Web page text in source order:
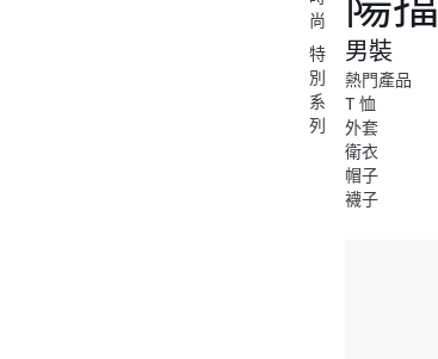
尚
特
別
系
列
男裝
熱門產品
T 恤
外套
衛衣
帽子
襪子